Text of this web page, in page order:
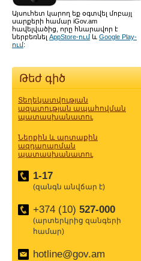
Այսուհետ կարող եք օգտվել մոբայլ
սարքերի համար iGov.am
հավելվածից, որը հնարավոր է
ներբեռնել AppStore-ում և Google Play-
ում:
Թեժ գիծ
Տեղեկատվության
ազատության ապահովման
պատասխանատու
Ներքին և արտաքին
ազդարարման
պատասխանատու
1-17
(զանգն անվճար է)
+374 (10) 527-000
(արտերկրից զանգերի
համար)
hotline@gov.am